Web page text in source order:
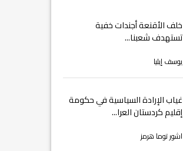
خلف الأقنعة أجندات خفية
تستهدف شعبنا...
يوسف إيليا
غياب الإرادة السياسية في حكومة
إقليم كردستان العرا...
اشور توما هرمز